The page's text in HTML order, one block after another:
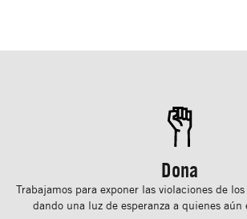
Dona
Trabajamos para exponer las violaciones de
dando una luz de esperanza a quienes